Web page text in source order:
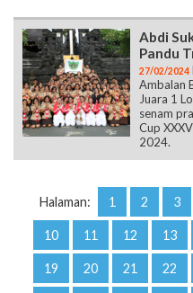
Abdi
Pandu
27/02/2024
Ambalan
Juara 1
senam
Cup
2024.
Halaman: 1 2 3
10 11 12 13
19 20 21 22